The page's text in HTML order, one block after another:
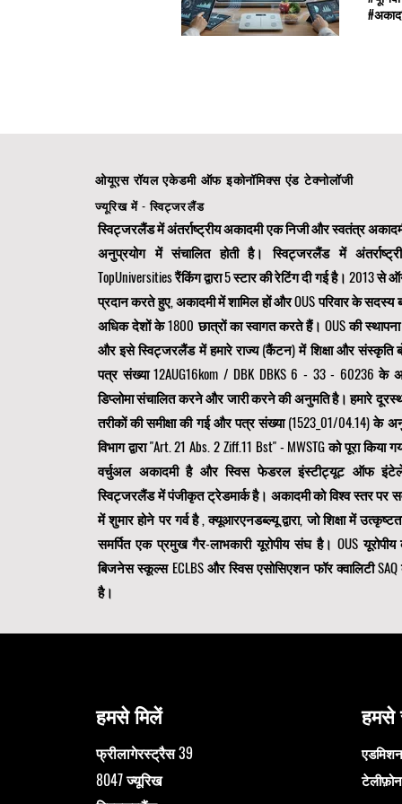
अवसरों
वैश्विक
ये
हमारे
व्यापक
में
शोध
को
अपने
पहुंच
होने के
अपने
और
की
Data-
1556-
ओयूएस रॉयल एकेडमी ऑफ इकोनॉमिक्स एंड टेक्नोलॉजी
ज्यूरिख में - स्विट्जरलैंड
स्विट्जरलैंड में अंतर्राष्ट्रीय अकादमी एक निजी और स्वतंत्र
अनुप्रयोग में संचालित होती है। स्विट्जरलैंड में
TopUniversities रैंकिंग द्वारा 5 स्टार की रेटिंग दी गई है। 2013 से
प्रदान करते हुए, अकादमी में शामिल हों और OUS परिवार के
अधिक देशों के 1800 छात्रों का स्वागत करते हैं। OUS की
और इसे स्विट्जरलैंड में हमारे राज्य (कैंटन) में शिक्षा और संस्कृति
पत्र संख्या 12AUG16kom / DBK DBKS 6 - 33 - 60236 के
डिप्लोमा संचालित करने और जारी करने की अनुमति है। हमारे
तरीकों की समीक्षा की गई और पत्र संख्या (1523_01/04.14) के
विभाग द्वारा "Art. 21 Abs. 2 Ziff.11 Bst" - MWSTG को पूरा किया
वर्चुअल अकादमी है और स्विस फेडरल इंस्टीट्यूट ऑफ
स्विट्जरलैंड में पंजीकृत ट्रेडमार्क है। अकादमी को विश्व स्तर पर
में शुमार होने पर गर्व है, क्यूआरएनडब्ल्यू द्वारा, जो शिक्षा में
समर्पित एकप्रमुख गैर-लाभकारी यूरोपीय संघ है। OUS
बिजनेस स्कूल्स ECLBSऔर स्विस एसोसिएशन फॉर क्वालिटी
है।
हमसे मिलें
फ्रीलागेरस्ट्रैस 39
8047 ज्यूरिख
हमसे